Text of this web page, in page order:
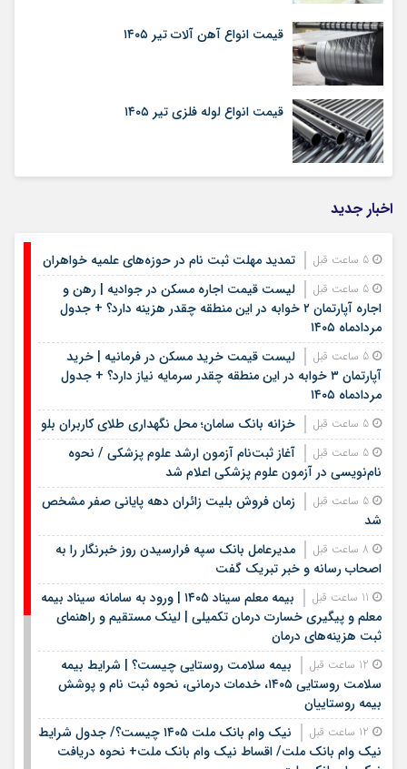
قیمت انواع آهن آلات تیر ۱۴۰۵
قیمت انواع لوله فلزی تیر ۱۴۰۵
اخبار جدید
تمدید مهلت ثبت نام در حوزه‌های علمیه خواهران
لیست قیمت اجاره مسکن در جوادیه | رهن و
اجاره آپارتمان ۲ خوابه در این منطقه چقدر هزینه دارد؟ + جدول
مردادماه ۱۴۰۵
لیست قیمت خرید مسکن در فرمانیه | خرید
آپارتمان ۳ خوابه در این منطقه چقدر سرمایه نیاز دارد؟ + جدول
مردادماه ۱۴۰۵
خزانه بانک سامان؛ محل نگهداری طلای کاربران بلو
آغاز ثبت‌نام آزمون ارشد علوم پزشکی / نحوه
نام‌نویسی در آزمون علوم پزشکی اعلام شد
زمان فروش بلیت زائران دهه پایانی صفر مشخص
شد
مدیرعامل بانک سپه فرارسیدن روز خبرنگار را به
اصحاب رسانه و خبر تبریک گفت
بیمه معلم سیناد ۱۴۰۵ | ورود به سامانه سیناد بیمه
معلم و پیگیری خسارت درمان تکمیلی | لینک مستقیم و راهنمای
ثبت هزینه‌های درمان
بیمه سلامت روستایی چیست؟ | شرایط بیمه
سلامت روستایی ۱۴۰۵، خدمات درمانی، نحوه ثبت نام و پوشش
بیمه روستاییان
نیک وام بانک ملت ۱۴۰۵ چیست؟/ جدول شرایط
نیک وام بانک ملت/ اقساط نیک وام بانک ملت+ نحوه دریافت